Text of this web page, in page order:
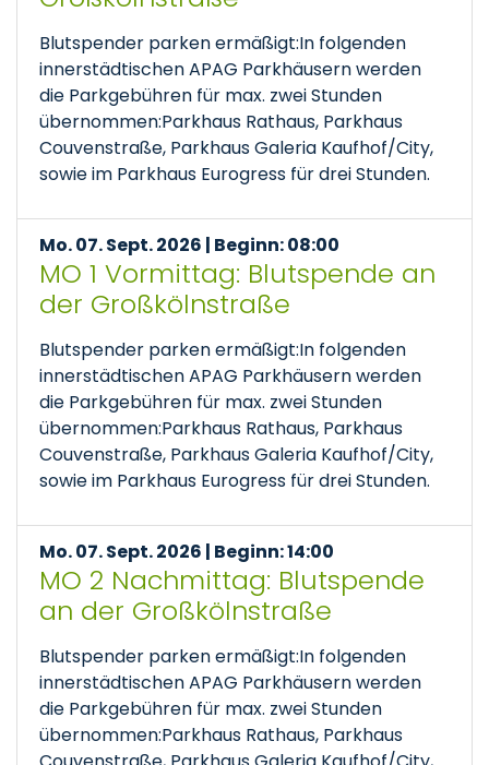
Blutspender parken ermäßigt:In folgenden
innerstädtischen APAG Parkhäusern werden
die Parkgebühren für max. zwei Stunden
übernommen:Parkhaus Rathaus, Parkhaus
Couvenstraße, Parkhaus Galeria Kaufhof/City,
sowie im Parkhaus Eurogress für drei Stunden.
Mo. 07. Sept. 2026 | Beginn: 08:00
MO 1 Vormittag: Blutspende an
der Großkölnstraße
Blutspender parken ermäßigt:In folgenden
innerstädtischen APAG Parkhäusern werden
die Parkgebühren für max. zwei Stunden
übernommen:Parkhaus Rathaus, Parkhaus
Couvenstraße, Parkhaus Galeria Kaufhof/City,
sowie im Parkhaus Eurogress für drei Stunden.
Mo. 07. Sept. 2026 | Beginn: 14:00
MO 2 Nachmittag: Blutspende
an der Großkölnstraße
Blutspender parken ermäßigt:In folgenden
innerstädtischen APAG Parkhäusern werden
die Parkgebühren für max. zwei Stunden
übernommen:Parkhaus Rathaus, Parkhaus